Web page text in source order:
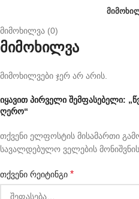
მიმოხილვა (0)
მიმოხილვა
მიმოხილვები ჯერ არ არის.
იყავით პირველი შემფასებელი:
ღერო“
თქვენი ელფოსტის მისამართი
სავალდებულო ველების მონიშვნის
თქვენი რეიტინგი *